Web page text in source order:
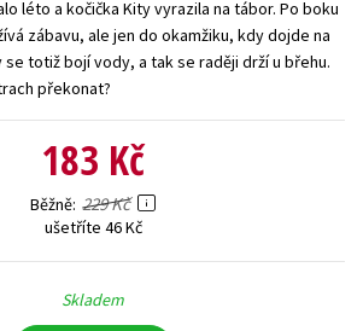
léto a kočička Kity vyrazila na tábor. Po boku
zábavu, ale jen do okamžiku, kdy dojde na
totiž bojí vody, a tak se raději drží u břehu.
překonat?
183 Kč
Běžně 229 Kč
ušetříte 46 Kč
Skladem